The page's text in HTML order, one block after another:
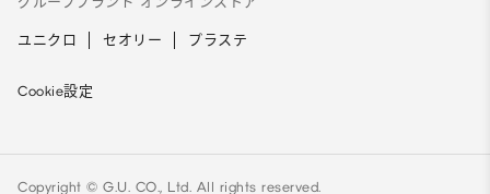
ユニクロ セオリー プラステ
Cookie設定
Copyright © G.U. CO., Ltd. All rights reserved.